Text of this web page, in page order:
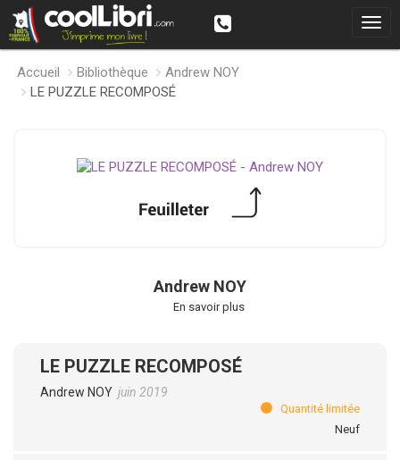
Accueil Bibliothèque
Andrew NOY
LE PUZZLE RECOMPOSÉ
Andrew NOY
En savoir plus
LE PUZZLE RECOMPOSÉ
Andrew NOY juin 2019
Quantité limitée
Neuf